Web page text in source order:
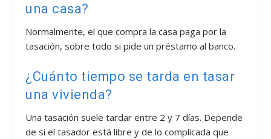
una casa?
Normalmente, el que compra la casa paga por la
tasación, sobre todo si pide un préstamo al banco.
¿Cuánto tiempo se tarda en tasar
una vivienda?
Una tasación suele tardar entre 2 y 7 días. Depende
de si el tasador está libre y de lo complicada que